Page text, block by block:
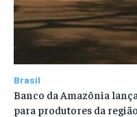
Brasil
Banco da Amazônia
para produtores da região